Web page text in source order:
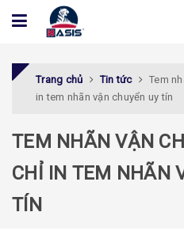
Trang chủ Tin tức
Tem
in tem nhãn vận chuyển uy tín
TEM NHÃN VẬN
CHỈ IN TEM NHÃN
TÍN